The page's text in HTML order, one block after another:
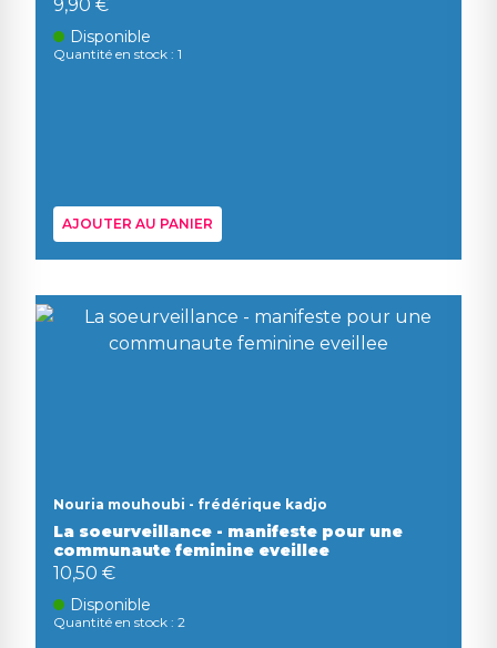
9,90 €
Disponible
Quantité en stock : 1
AJOUTER AU PANIER
Nouria mouhoubi - frédérique kadjo
La soeurveillance - manifeste pour une
communaute feminine eveillee
10,50 €
Disponible
Quantité en stock : 2